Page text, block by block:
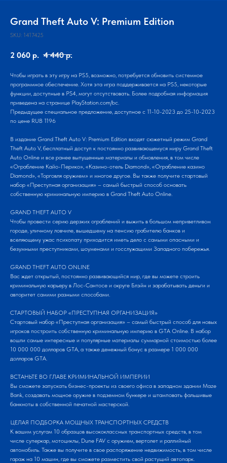
Grand Theft Auto V: Premium Edition
SKU: 1417425
2 060 р. 4 440 р.
Чтобы играть в эту игру на PS5, возможно, потребуется обновить системное
программное обеспечение. Хотя эта игра поддерживается на PS5, некоторые
функции, доступные в PS4, могут отсутствовать. Более подробная информация
приведена на странице PlayStation.com/bc.
Предыдущее специальное предложение, доступное с 11-10-2023 до 25-10-2023
по цене RUB 1196
В издание Grand Theft Auto V: Premium Edition входят сюжетный режим Grand
Theft Auto V, бесплатный доступ к постоянно развивающемуся миру Grand Theft
Auto Online и все ранее выпущенные материалы и обновления, в том числе
«Ограбление Кайо-Перико», «Казино-отель Diamond», «Ограбление казино
Diamond», «Торговля оружием» и многое другое. Вы также получите стартовый
набор «Преступная организация» – самый быстрый способ основать
собственную криминальную империю в Grand Theft Auto Online.
GRAND THEFT AUTO V
Чтобы провести серию дерзких ограблений и выжить в большом неприветливом
городе, уличному ловчиле, вышедшему на пенсию грабителю банков и
вселяющему ужас психопату приходится иметь дело с самыми опасными и
безумными преступниками, шоуменами и госслужащими Западного побережья.
GRAND THEFT AUTO ONLINE
Вас ждет открытый, постоянно развивающийся мир, где вы можете строить
криминальную карьеру в Лос-Сантосе и округе Блэйн и зарабатывать деньги и
авторитет самими разными способами.
СТАРТОВЫЙ НАБОР «ПРЕСТУПНАЯ ОРГАНИЗАЦИЯ»
Стартовый набор «Преступная организация» – самый быстрый способ для новых
игроков построить собственную криминальную империю в GTA Online. В набор
вошли самые интересные и популярные материалы суммарной стоимостью более
10 000 000 долларов GTA, а также денежный бонус в размере 1 000 000
долларов GTA.
ВСТАНЬТЕ ВО ГЛАВЕ КРИМИНАЛЬНОЙ ИМПЕРИИ
Вы сможете запускать бизнес-проекты из своего офиса в западном здании Maze
Bank, создавать мощное оружие в подземном бункере и штамповать фальшивые
банкноты в собственной печатной мастерской.
ЦЕЛАЯ ПОДБОРКА МОЩНЫХ ТРАНСПОРТНЫХ СРЕДСТВ
К вашим услугам 10 образцов высококлассных транспортных средств, в том
числе суперкар, мотоциклы, Dune FAV с оружием, вертолет и раллийный
автомобиль. Также вы получите в свое распоряжение недвижимость, в том числе
гараж на 10 машин, где вы сможете разместить свой растущий автопарк.